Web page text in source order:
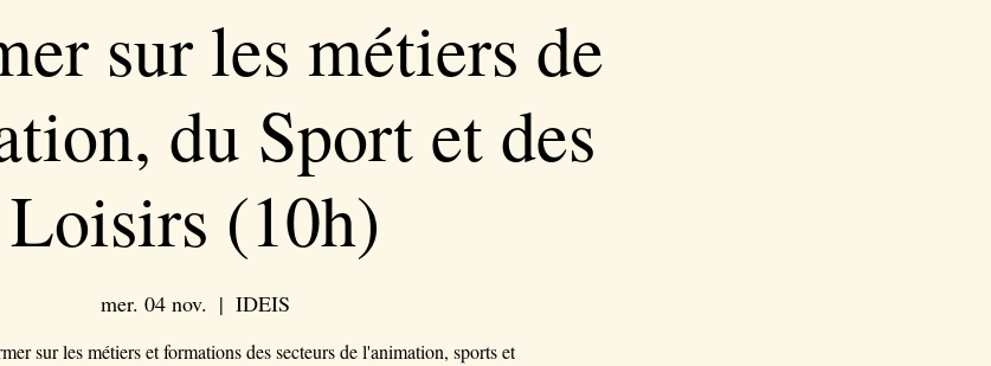
sur les métiers de
du Sport et des
Loisirs (10h)
mer. 04 nov.
  |
IDEIS
sur les métiers et formations des secteurs de l'animation, sports et